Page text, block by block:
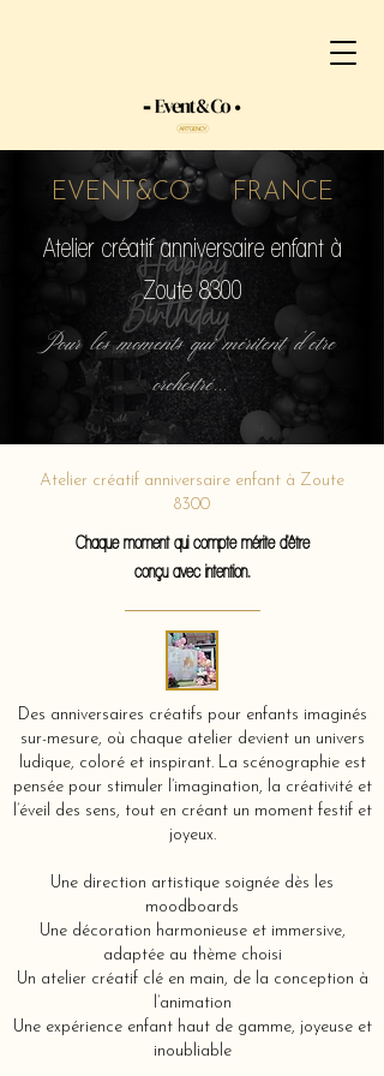
EVENT&CO FRANCE
Atelier créatif anniversaire enfant à
Zoute 8300
Pour les moments qui méritent d'etre
orchestré...
Atelier créatif anniversaire enfant à Zoute
8300
Chaque moment qui compte mérite d'être
conçu avec intention.
Des anniversaires créatifs pour enfants imaginés
sur-mesure, où chaque atelier devient un univers
ludique, coloré et inspirant. La scénographie est
pensée pour stimuler l’imagination, la créativité et
l’éveil des sens, tout en créant un moment festif et
joyeux.
Une direction artistique soignée dès les
moodboards
Une décoration harmonieuse et immersive,
adaptée au thème choisi
Un atelier créatif clé en main, de la conception à
l’animation
Une expérience enfant haut de gamme, joyeuse et
inoubliable